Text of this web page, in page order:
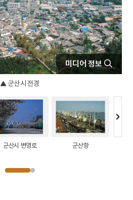
미디어 정보
군산시 전경
군산시 변영로 군산항